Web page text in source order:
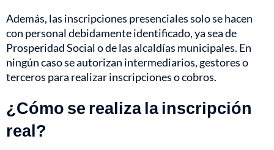
Además, las inscripciones presenciales solo se hacen
con personal debidamente identificado, ya sea de
Prosperidad Social o de las alcaldías municipales. En
ningún caso se autorizan intermediarios, gestores o
terceros para realizar inscripciones o cobros.
¿Cómo se realiza la inscripción
real?